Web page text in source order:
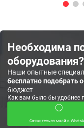
Необходима
оборудования?
Наши опытные
бесплатно подобрать
бюджет
Как вам было бы удобнее
Свяжитесь со мной в